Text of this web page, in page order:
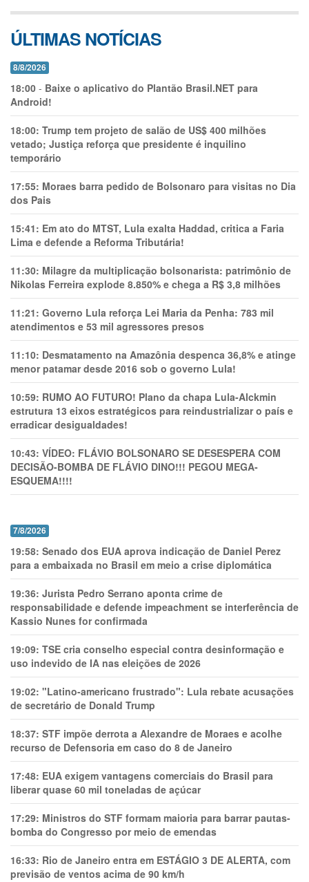
ÚLTIMAS NOTÍCIAS
8/8/2026
18:00 - Baixe o aplicativo do Plantão Brasil.NET para
Android!
18:00: Trump tem projeto de salão de US$ 400 milhões
vetado; Justiça reforça que presidente é inquilino
temporário
17:55: Moraes barra pedido de Bolsonaro para visitas no Dia
dos Pais
15:41: Em ato do MTST, Lula exalta Haddad, critica a Faria
Lima e defende a Reforma Tributária!
11:30: Milagre da multiplicação bolsonarista: patrimônio de
Nikolas Ferreira explode 8.850% e chega a R$ 3,8 milhões
11:21: Governo Lula reforça Lei Maria da Penha: 783 mil
atendimentos e 53 mil agressores presos
11:10: Desmatamento na Amazônia despenca 36,8% e atinge
menor patamar desde 2016 sob o governo Lula!
10:59: RUMO AO FUTURO! Plano da chapa Lula-Alckmin
estrutura 13 eixos estratégicos para reindustrializar o país e
erradicar desigualdades!
10:43: VÍDEO: FLÁVIO BOLSONARO SE DESESPERA COM
DECISÃO-BOMBA DE FLÁVIO DINO!!! PEGOU MEGA-
ESQUEMA!!!!
7/8/2026
19:58: Senado dos EUA aprova indicação de Daniel Perez
para a embaixada no Brasil em meio a crise diplomática
19:36: Jurista Pedro Serrano aponta crime de
responsabilidade e defende impeachment se interferência de
Kassio Nunes for confirmada
19:09: TSE cria conselho especial contra desinformação e
uso indevido de IA nas eleições de 2026
19:02: "Latino-americano frustrado": Lula rebate acusações
de secretário de Donald Trump
18:37: STF impõe derrota a Alexandre de Moraes e acolhe
recurso de Defensoria em caso do 8 de Janeiro
17:48: EUA exigem vantagens comerciais do Brasil para
liberar quase 60 mil toneladas de açúcar
17:29: Ministros do STF formam maioria para barrar pautas-
bomba do Congresso por meio de emendas
16:33: Rio de Janeiro entra em ESTÁGIO 3 DE ALERTA, com
previsão de ventos acima de 90 km/h